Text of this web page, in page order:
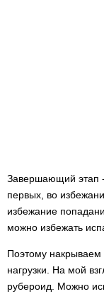
Завершающий этап
первых, во
избежание
можно избежать
Поэтому
нагрузки. На мой
рубероид. Можно